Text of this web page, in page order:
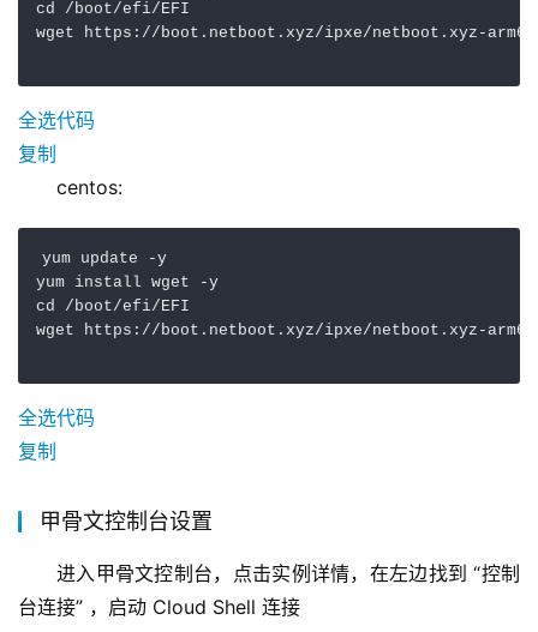
cd /boot/efi/EFI
全选代码
复制
centos:
yum update -y
yum install wget -y
cd /boot/efi/EFI
全选代码
复制
甲骨文控制台设置
进入甲骨文控制台，点击实例详情，在左边找到 “控制
台连接” ，启动 Cloud Shell 连接